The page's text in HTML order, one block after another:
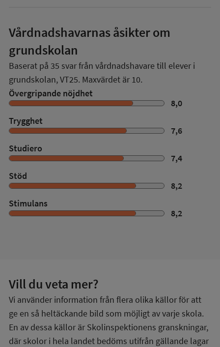
Vårdnadshavarnas åsikter om
grundskolan
Baserat på 35 svar från vårdnadshavare till elever i
grundskolan,VT25. Maxvärdet är 10.
Övergripande nöjdhet
8,0
Trygghet
7,6
Studiero
7,4
Stöd
8,2
Stimulans
8,2
Vill du veta mer?
Vi använder information från flera olika källor för att
ge en så heltäckande bild som möjligt av varje skola.
En av dessa källor är Skolinspektionens granskningar,
där skolor i hela landet bedöms utifrån gällande lagar